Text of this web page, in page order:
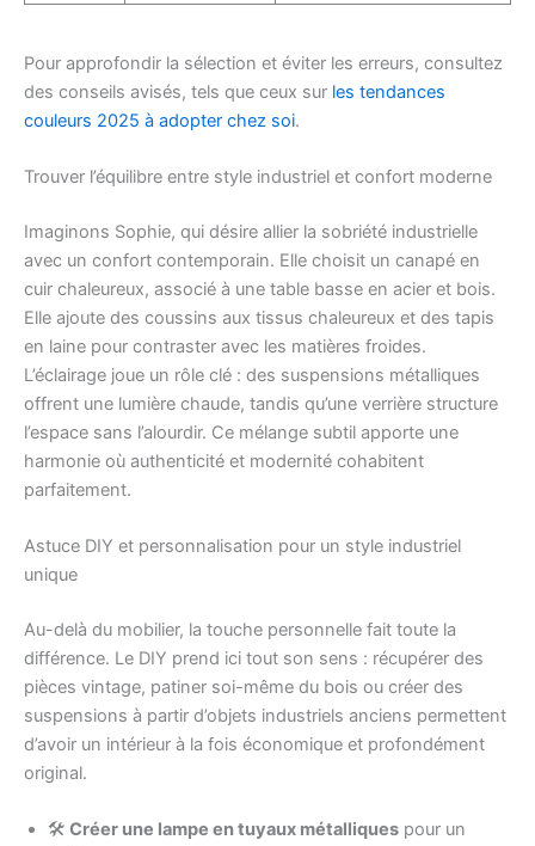
Pour approfondir la sélection et éviter les erreurs, consultez
des conseils avisés, tels que ceux sur les tendances
couleurs 2025 à adopter chez soi.
Trouver l’équilibre entre style industriel et confort moderne
Imaginons Sophie, qui désire allier la sobriété industrielle
avec un confort contemporain. Elle choisit un canapé en
cuir chaleureux, associé à une table basse en acier et bois.
Elle ajoute des coussins aux tissus chaleureux et des tapis
en laine pour contraster avec les matières froides.
L’éclairage joue un rôle clé : des suspensions métalliques
offrent une lumière chaude, tandis qu’une verrière structure
l’espace sans l’alourdir. Ce mélange subtil apporte une
harmonie où authenticité et modernité cohabitent
parfaitement.
Astuce DIY et personnalisation pour un style industriel
unique
Au-delà du mobilier, la touche personnelle fait toute la
différence. Le DIY prend ici tout son sens : récupérer des
pièces vintage, patiner soi-même du bois ou créer des
suspensions à partir d’objets industriels anciens permettent
d’avoir un intérieur à la fois économique et profondément
original.
🛠️ Créer une lampe en tuyaux métalliques pour un